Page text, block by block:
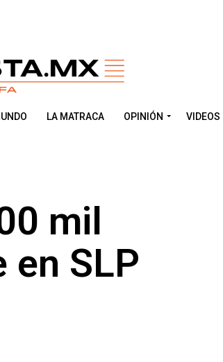
LA MATRACA OPINIÓN VIDEOS
mil
en SLP